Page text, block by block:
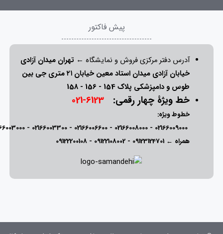
پیش فاکتور
آدرس دفتر مرکزی فروش و نمایشگاه ← تهران میدان آزادی
خیابان آزادی میدان استاد معین خیابان ۲۱ متری جی بین
طوس و دامپزشکی پلاک 154 - 156 - 158
خط ویژۀ چهار رقمی:6123-021
خطوط ویژه:
02166009000
-
02166008000
-
02166006600
-
02166003300
-
همراه ← 09123124701
-
09122108002
-
09122200108